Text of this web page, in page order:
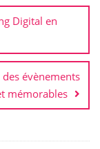
Digital en
évènements
mémorables